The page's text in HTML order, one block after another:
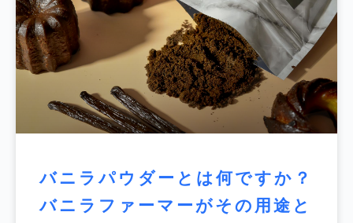
バニラパウダーとは何ですか？
バニラファーマーがその用途と